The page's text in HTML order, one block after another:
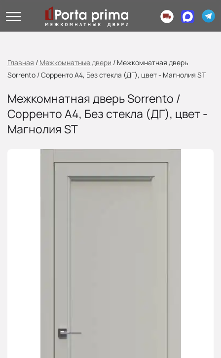
Главная / Межкомнатные двери / Межкомнатная дверь
Sorrento / Сорренто А4, Без стекла (ДГ), цвет - Магнолия ST
Межкомнатная дверь Sorrento /
Сорренто А4, Без стекла (ДГ), цвет -
Магнолия ST